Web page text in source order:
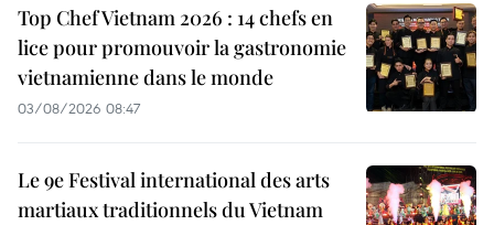
Top Chef Vietnam 2026 : 14 chefs en
lice pour promouvoir la gastronomie
vietnamienne dans le monde
03/08/2026 08:47
Le 9e Festival international des arts
martiaux traditionnels du Vietnam